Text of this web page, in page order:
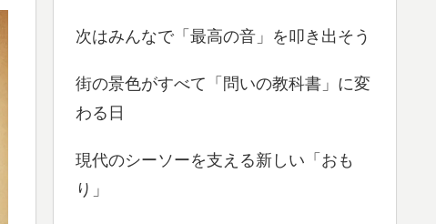
次はみんなで「最高の音」を叩き出そう
街の景色がすべて「問いの教科書」に変
わる日
現代のシーソーを支える新しい「おも
り」